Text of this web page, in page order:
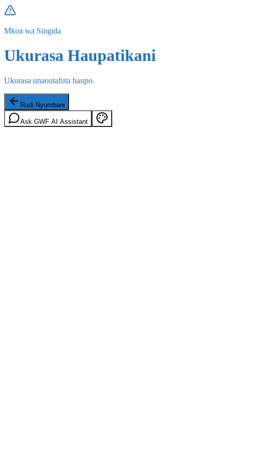
Mkoa wa Singida
Ukurasa Haupatikani
Ukurasa unaoutafuta haupo.
Rudi Nyumbani
Ask GWF AI Assistant